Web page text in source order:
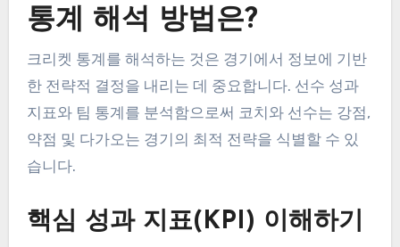
통계 해석 방법은?
크리켓 통계를 해석하는 것은 경기에서 정보에 기반
한 전략적 결정을 내리는 데 중요합니다. 선수 성과
지표와 팀 통계를 분석함으로써 코치와 선수는 강점,
약점 및 다가오는 경기의 최적 전략을 식별할 수 있
습니다.
핵심 성과 지표(KPI) 이해하기